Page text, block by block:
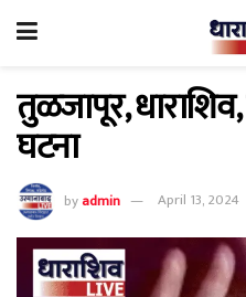
तुळजापूर,
घटना
byadmin April 13, 2024